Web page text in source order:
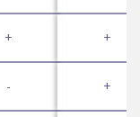
+ +
- +